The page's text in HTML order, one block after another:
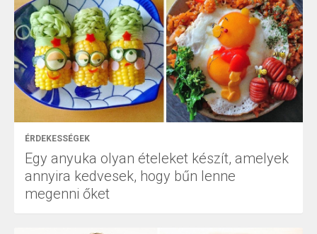
ÉRDEKESSÉGEK
Egy anyuka olyan ételeket készít, amelyek
annyira kedvesek, hogy bűn lenne
megenni őket